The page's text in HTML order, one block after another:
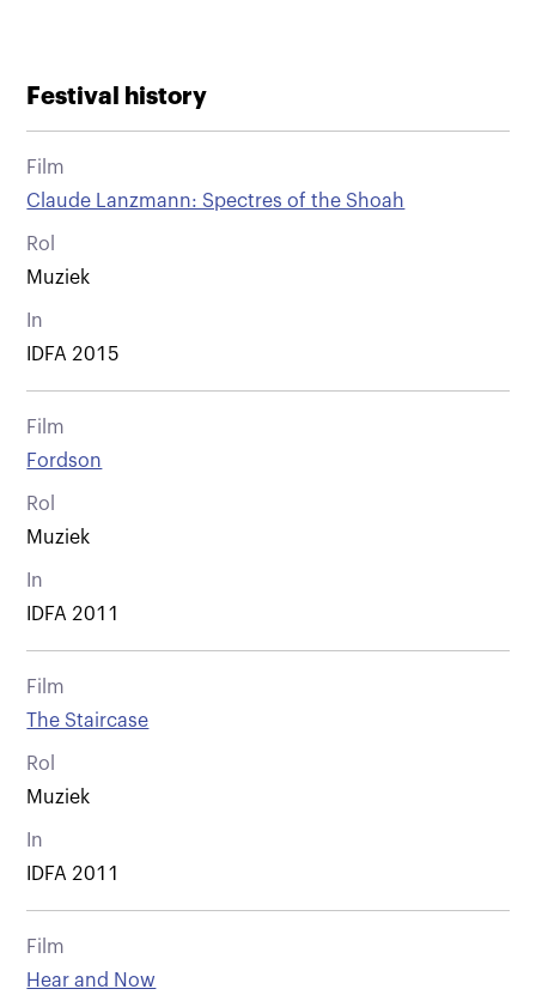
Festival history
Film
Claude Lanzmann: Spectres of the Shoah
Rol
Muziek
In
IDFA 2015
Film
Fordson
Rol
Muziek
In
IDFA 2011
Film
The Staircase
Rol
Muziek
In
IDFA 2011
Film
Hear and Now